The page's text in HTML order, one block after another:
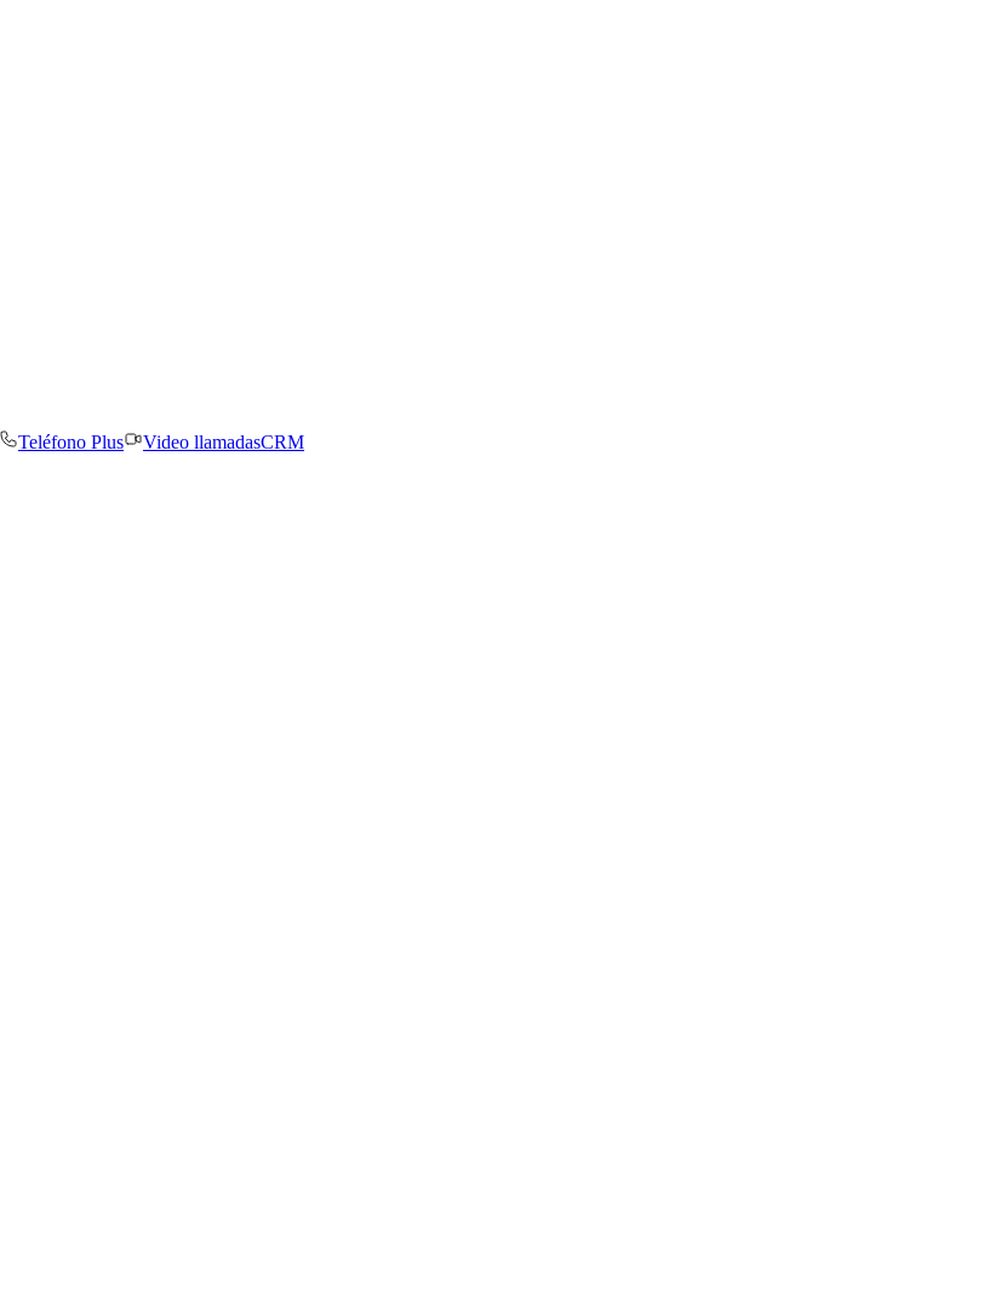
Teléfono Plus Video llamadasCRM